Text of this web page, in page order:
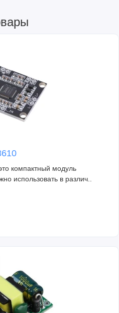
компактный модуль
использовать в различ..